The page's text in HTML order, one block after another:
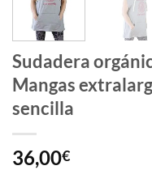
Sudadera
Mangas
sencilla
36,00€